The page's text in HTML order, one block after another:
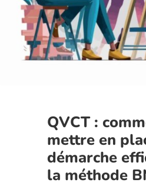
QVCT :
mettre en
démarche
la méthode